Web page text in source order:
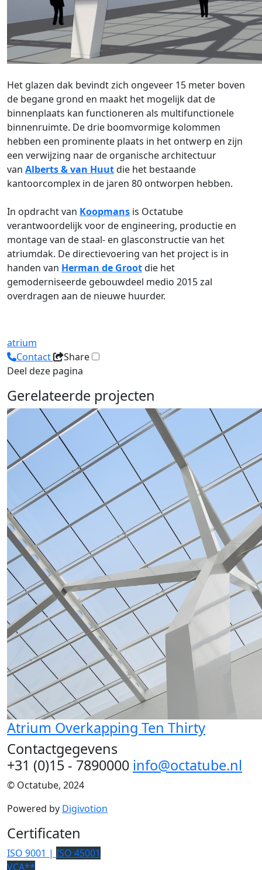
Het glazen dak bevindt zich ongeveer 15 meter boven
de begane grond en maakt het mogelijk dat de
binnenplaats kan functioneren als multifunctionele
binnenruimte. De drie boomvormige kolommen
hebben een prominente plaats in het ontwerp en zijn
een verwijzing naar de organische architectuur
van Alberts & van Huutdie het bestaande
kantoorcomplex in de jaren 80 ontworpen hebben.
In opdracht van Koopmans is Octatube
verantwoordelijk voor de engineering, productie en
montage van de staal- en glasconstructie van het
atriumdak. De directievoering van het project is in
handen van Herman de Grootdie het
gemoderniseerde gebouwdeel medio 2015 zal
overdragen aan de nieuwe huurder.
atrium
Contact
Share
Deel deze pagina
Gerelateerde projecten
Atrium Overkapping Ten Thirty
Contactgegevens
+31 (0)15 - 7890000 info@octatube.nl
© Octatube, 2024
Powered by Digivotion
Certificaten
ISO 9001 | ISO 45001
VCA**